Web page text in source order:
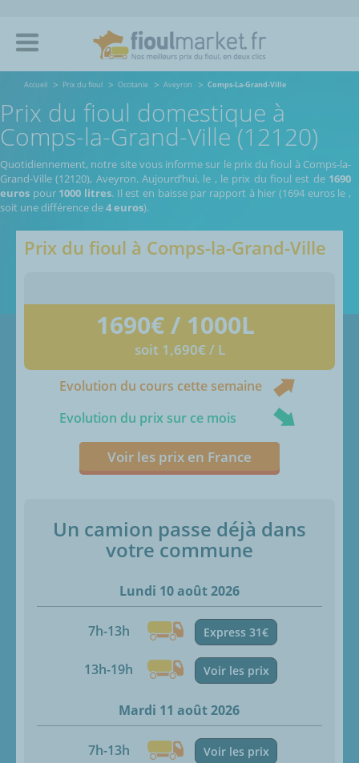
Accueil Prix du fioul Occitanie Aveyron Comps-La-Grand-Ville
Prix du fioul domestique à
Comps-la-Grand-Ville (12120)
Quotidiennement, notre site vous informe sur le prix du fioul à Comps-la-
Grand-Ville (12120), Aveyron. Aujourd’hui, le , le prix du fioul est de 1690
euros pour 1000 litres. Il est en baisse par rapport à hier (1694 euros le,
soit une différence de4 euros).
Prix du fioul à Comps-la-Grand-Ville
1690€ / 1000L
soit 1,690€ / L
Evolution du cours cette semaine
Evolution du prix sur ce mois
Voir les prix en France
Un camion passe déjà dans
votre commune
Lundi 10 août 2026
7h-13h Express 31€
13h-19h Voir les prix
Mardi 11 août 2026
7h-13h Voir les prix